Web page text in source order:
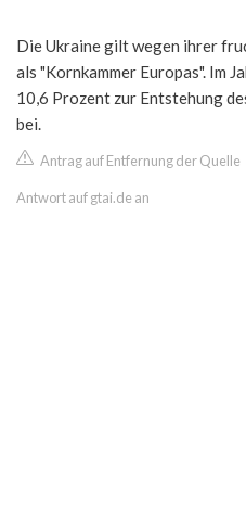
Die Ukraine gilt wegen ihrer
als "Kornkammer Europas". Im
10,6 Prozent zur Entstehung
bei.
Antrag auf Entfernung der Quelle
Antwort auf gtai.de an